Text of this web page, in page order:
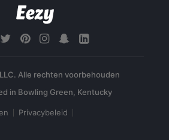
Alle rechten voorbehouden
Privacybeleid